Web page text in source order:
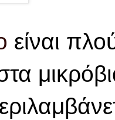
είναι